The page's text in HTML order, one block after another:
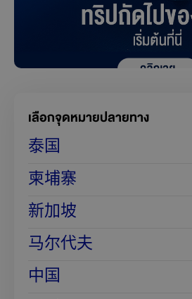
เลือกจุดหมายปลายทาง
泰国
柬埔寨
新加坡
马尔代夫
中国